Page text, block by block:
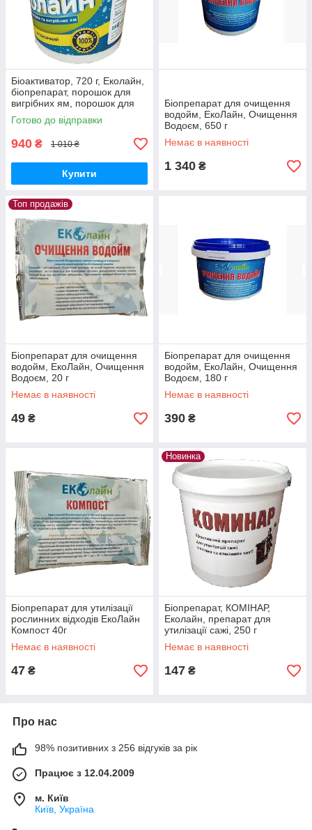
Біоактиватор, 720 г, Еколайн,
біопрепарат, порошок для
вигрібних ям, порошок для
туалетів.
Готово до відправки
940 ₴ 1 010 ₴
Купити
Біопрепарат для очищення
водойм, ЕкоЛайн, Очищення
Водоєм, 650 г
Немає в наявності
1 340 ₴
Топ продажів
Біопрепарат для очищення
водойм, ЕкоЛайн, Очищення
Водоєм, 20 г
Немає в наявності
49 ₴
Біопрепарат для очищення
водойм, ЕкоЛайн, Очищення
Водоєм, 180 г
Немає в наявності
390 ₴
Біопрепарат для утилізації
рослинних відходів ЕкоЛайн
Компост 40г
Немає в наявності
47 ₴
Новинка
Біопрепарат, КОМІНАР,
Еколайн, препарат для
утилізації сажі, 250 г
Немає в наявності
147 ₴
Про нас
98% позитивних з 256 відгуків за рік
Працює з 12.04.2009
м. Київ
Київ, Україна